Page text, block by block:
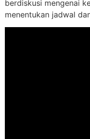
berdiskusi mengenai
menentukan jadwal